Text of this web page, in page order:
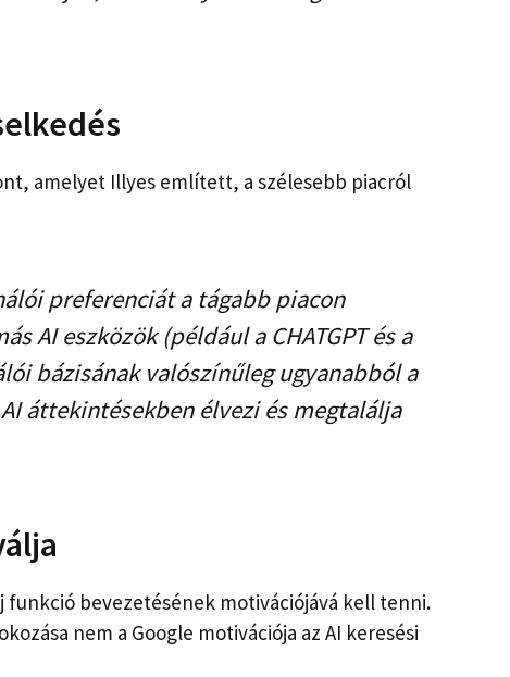
amelyet Illyes említett, a szélesebb piacról
preferenciát a tágabb piacon
AI eszközök (például a CHATGPT és a
bázisának valószínűleg ugyanabból a
áttekintésekben élvezi és megtalálja
funkció bevezetésének motivációjává kell tenni.
nem a Google motivációja az AI keresési